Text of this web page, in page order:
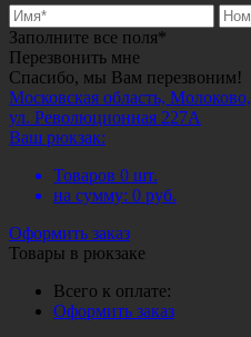
Заполните все поля*
Перезвонить мне
Спасибо, мы Вам перезвоним!
Московская область, Молоково,
ул. Революционная 227А
Ваш рюкзак:
Товаров 0 шт.
на сумму: 0 руб.
Оформить заказ
Товары в рюкзаке
Всего к оплате:
Оформить заказ